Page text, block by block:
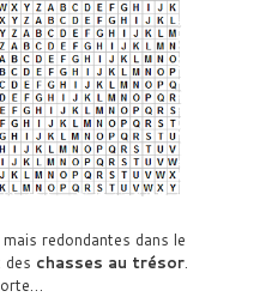
redondantes dans le
des chasses au trésor.